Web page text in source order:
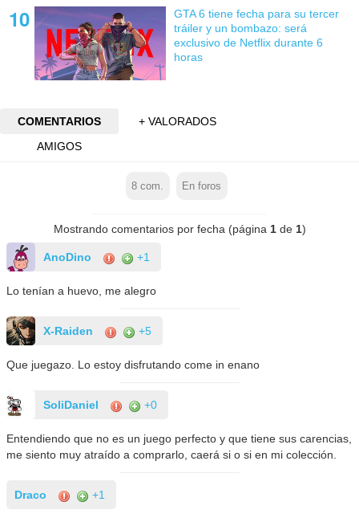
GTA 6 tiene fecha para su tercer
tráiler y un bombazo: será
exclusivo de Netflix durante 6
horas
COMENTARIOS
+ VALORADOS
AMIGOS
8 com. En foros
Mostrando comentarios por fecha (página 1de 1)
AnoDino +1
Lo tenían a huevo, me alegro
X-Raiden +5
Que juegazo. Lo estoy disfrutando come in enano
SoliDaniel +0
Entendiendo que no es un juego perfecto y que tiene sus carencias,
me siento muy atraído a comprarlo, caerá si o si en mi colección.
Draco +1